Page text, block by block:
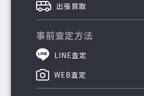
出張買取
事前査定方法
LINE査定
WEB査定